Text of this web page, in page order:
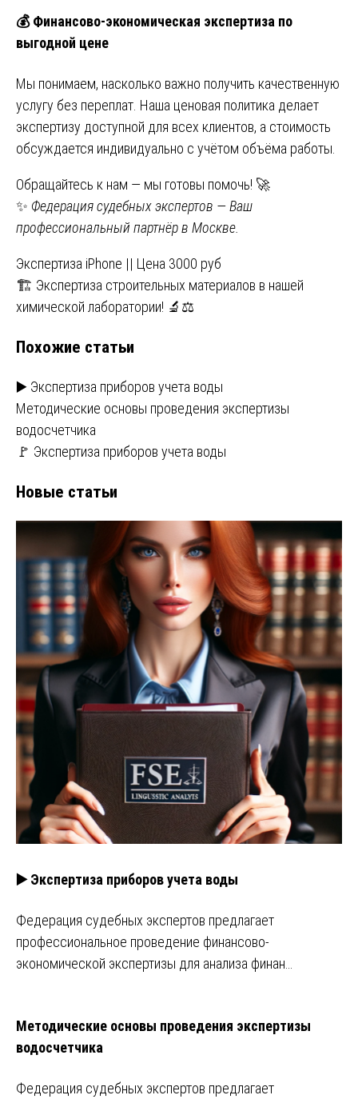
💰Финансово-экономическая экспертиза по
выгодной цене
Мы понимаем, насколько важно получить качественную
услугу без переплат. Наша ценовая политика делает
экспертизу доступной для всех клиентов, а стоимость
обсуждается индивидуально с учётом объёма работы.
Обращайтесь к нам — мы готовы помочь! 🚀
✨ Федерация судебных экспертов — Ваш
профессиональный партнёр в Москве.
Навигация
по
Экспертиза iPhone || Цена 3000 руб
🏗️ Экспертиза строительных материалов в нашей
химической лаборатории! 🔬⚖️
Похожие статьи
▶️ Экспертиза приборов учета воды
Методические основы проведения экспертизы
водосчетчика
🚩 Экспертиза приборов учета воды
Новые статьи
▶️ Экспертиза приборов учета воды
Федерация судебных экспертов предлагает
профессиональное проведение финансово-
экономической экспертизы для анализа финан…
Методические основы проведения экспертизы
водосчетчика
Федерация судебных экспертов предлагает